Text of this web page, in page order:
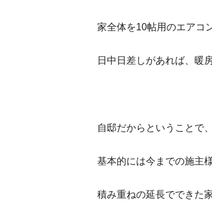
家全体を10帖用のエアコ
日中日差しがあれば、暖
自邸だからということで
基本的には今までの施主
積み重ねの延長でできた家